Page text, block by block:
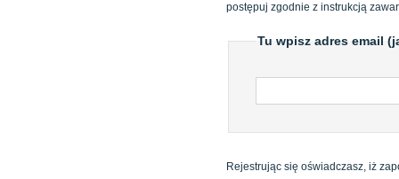
postępuj zgodnie z instrukcją
Tu wpisz adres email
Rejestrując się oświadczasz, iż